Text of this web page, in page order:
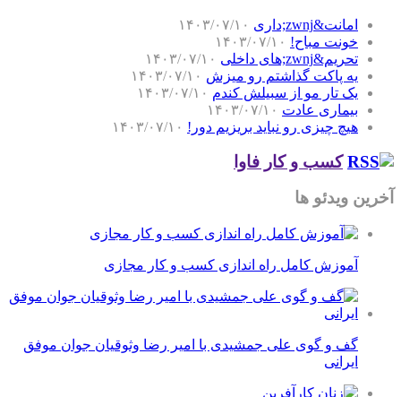
امانت&zwnj;داری
۱۴۰۳/۰۷/۱۰
خونت مباح! ۱۴۰۳/۰۷/۱۰
تحریم&zwnj;های داخلی
۱۴۰۳/۰۷/۱۰
یه پاکت گذاشتم رو میزش ۱۴۰۳/۰۷/۱۰
یک تار مو از سبیلش کندم ۱۴۰۳/۰۷/۱۰
بیماری عادت ۱۴۰۳/۰۷/۱۰
هیچ چیزی رو نباید بریزیم دور! ۱۴۰۳/۰۷/۱۰
کسب و کار فاوا
آخرین ویدئو ها
آموزش کامل راه اندازی کسب و کار مجازی
گف و گوی علی جمشیدی با امیر رضا وثوقیان جوان موفق
ایرانی